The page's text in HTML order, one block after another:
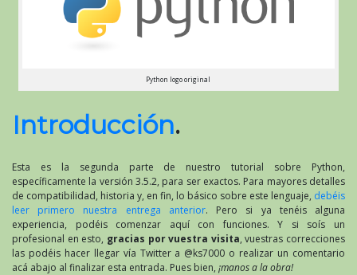
Python logo original
Introducción.
Esta es la segunda parte de nuestro tutorial sobre Python,
específicamente la versión 3.5.2, para ser exactos. Para mayores detalles
de compatibilidad, historia y, en fin, lo básico sobre este lenguaje, debéis
leer primero nuestra entrega anterior. Pero si ya tenéis alguna
experiencia, podéis comenzar aquí con funciones. Y si soís un
profesional en esto, gracias por vuestra visita, vuestras correcciones
las podéis hacer llegar vía Twitter a @ks7000 o realizar un comentario
acá abajo al finalizar esta entrada. Pues bien, ¡manos a la obra!